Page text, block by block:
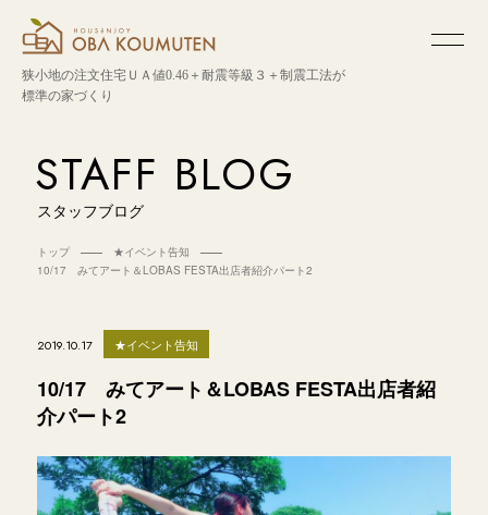
狭小地の注文住宅ＵＡ値0.46＋耐震等級３＋制震工法が
標準の家づくり
STAFF BLOG
スタッフブログ
トップ
★イベント告知
10/17 みてアート＆LOBAS FESTA出店者紹介パート2
2019.10.17 ★イベント告知
10/17 みてアート＆LOBAS FESTA出店者紹
介パート2